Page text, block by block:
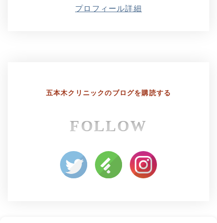
プロフィール詳細
五本木クリニックのブログを購読する
FOLLOW